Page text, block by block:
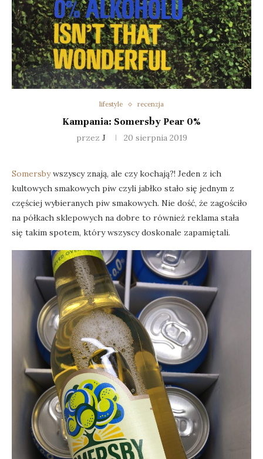
lifestyle recenzja
Kampania: Somersby Pear 0%
przez J 20 sierpnia 2019
Somersbywszyscy znają, ale czy kochają?! Jeden z ich
kultowych smakowych piw czyli jabłko stało się jednym z
częściej wybieranych piw smakowych. Nie dość, że zagościło
na półkach sklepowych na dobre to również reklama stała
się takim spotem, który wszyscy doskonale zapamiętali.